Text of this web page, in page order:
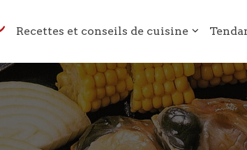
Recettes et conseils de cuisine